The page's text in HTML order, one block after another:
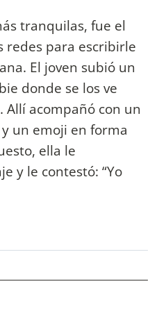
tranquilas, fue el
redes para escribirle
El joven subió un
donde se los ve
acompañó con un
un emoji en forma
ella le
y le contestó: “Yo